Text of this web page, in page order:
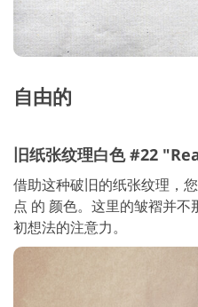
自由的
旧纸张纹理白色 #22
借助这种破旧的纸张纹理，
点 的 颜色。这里的皱褶并
初想法的注意力。